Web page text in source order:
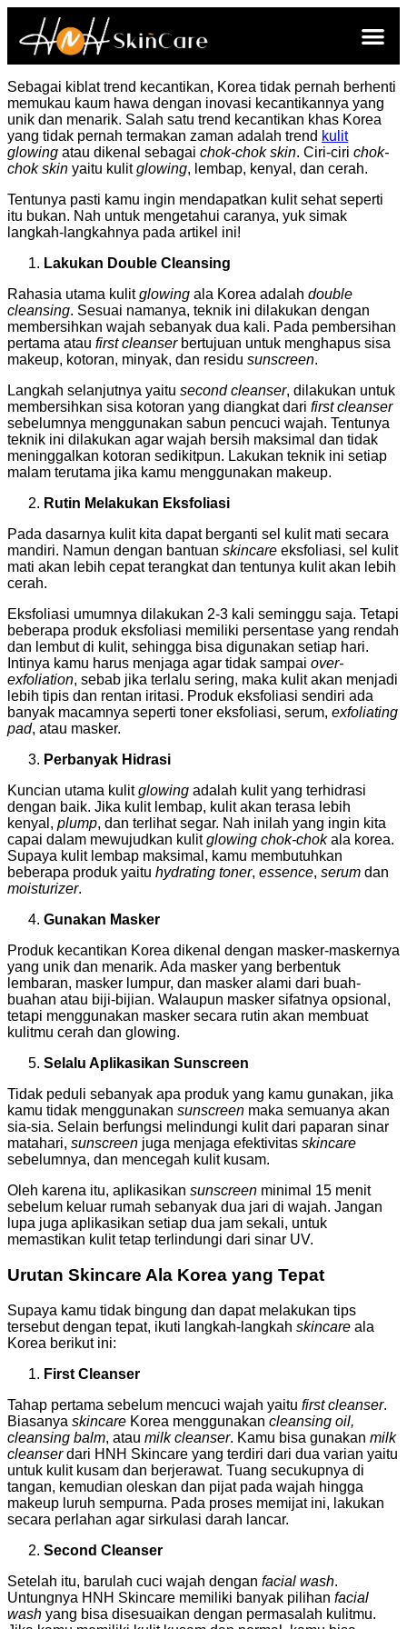
Sebagai kiblat trend kecantikan, Korea tidak pernah berhenti
memukau kaum hawa dengan inovasi kecantikannya yang
unik dan menarik. Salah satu trend kecantikan khas Korea
yang tidak pernah termakan zaman adalah trend kulit
glowing atau dikenal sebagai chok-chok skin. Ciri-ciri chok-
chok skin yaitu kulitglowing, lembap, kenyal, dan cerah.
Tentunya pasti kamu ingin mendapatkan kulit sehat seperti
itu bukan. Nah untuk mengetahui caranya, yuk simak
langkah-langkahnya pada artikel ini!
Lakukan Double Cleansing
Rahasia utama kulitglowing ala Korea adalah double
cleansing. Sesuai namanya, teknik ini dilakukan dengan
membersihkan wajah sebanyak dua kali. Pada pembersihan
pertama atau first cleanserbertujuan untuk menghapus sisa
makeup, kotoran, minyak, dan residu sunscreen.
Langkah selanjutnya yaitu second cleanser, dilakukan untuk
membersihkan sisa kotoran yang diangkat dari first cleanser
sebelumnya menggunakan sabun pencuci wajah. Tentunya
teknik ini dilakukan agar wajah bersih maksimal dan tidak
meninggalkan kotoran sedikitpun. Lakukan teknik ini setiap
malam terutama jika kamu menggunakan makeup.
Rutin Melakukan Eksfoliasi
Pada dasarnya kulit kita dapat berganti sel kulit mati secara
mandiri. Namun dengan bantuan skincare eksfoliasi, sel kulit
mati akan lebih cepat terangkat dan tentunya kulit akan lebih
cerah.
Eksfoliasi umumnya dilakukan 2-3 kali seminggu saja. Tetapi
beberapa produk eksfoliasi memiliki persentase yang rendah
dan lembut di kulit, sehingga bisa digunakan setiap hari.
Intinya kamu harus menjaga agar tidak sampai over-
exfoliation, sebab jika terlalu sering, maka kulit akan menjadi
lebih tipis dan rentan iritasi. Produk eksfoliasi sendiri ada
banyak macamnya seperti toner eksfoliasi, serum, exfoliating
pad, atau masker.
Perbanyak Hidrasi
Kuncian utama kulitglowing adalah kulit yang terhidrasi
dengan baik. Jika kulit lembap, kulit akan terasa lebih
kenyal, plump, dan terlihat segar. Nah inilah yang ingin kita
capai dalam mewujudkan kulitglowing chok-chokala korea.
Supaya kulit lembap maksimal, kamu membutuhkan
beberapa produk yaitu hydrating toner, essence, serum dan
moisturizer.
Gunakan Masker
Produk kecantikan Korea dikenal dengan masker-maskernya
yang unik dan menarik. Ada masker yang berbentuk
lembaran, masker lumpur, dan masker alami dari buah-
buahan atau biji-bijian. Walaupun masker sifatnya opsional,
tetapi menggunakan masker secara rutin akan membuat
kulitmu cerah dan glowing.
Selalu Aplikasikan Sunscreen
Tidak peduli sebanyak apa produk yang kamu gunakan, jika
kamu tidak menggunakan sunscreen maka semuanya akan
sia-sia. Selain berfungsi melindungi kulit dari paparan sinar
matahari, sunscreen juga menjaga efektivitas skincare
sebelumnya, dan mencegah kulit kusam.
Oleh karena itu, aplikasikan sunscreen minimal 15 menit
sebelum keluar rumah sebanyak dua jari di wajah. Jangan
lupa juga aplikasikan setiap dua jam sekali, untuk
memastikan kulit tetap terlindungi dari sinar UV.
Urutan Skincare Ala Korea yang Tepat
Supaya kamu tidak bingung dan dapat melakukan tips
tersebut dengan tepat, ikuti langkah-langkah skincare ala
Korea berikut ini:
First Cleanser
Tahap pertama sebelum mencuci wajah yaitu first cleanser.
Biasanya skincare Korea menggunakan cleansing oil,
cleansing balm, atau milk cleanser. Kamu bisa gunakan milk
cleanserdari HNH Skincare yang terdiri dari dua varian yaitu
untuk kulit kusam dan berjerawat. Tuang secukupnya di
tangan, kemudian oleskan dan pijat pada wajah hingga
makeup luruh sempurna. Pada proses memijat ini, lakukan
secara perlahan agar sirkulasi darah lancar.
Second Cleanser
Setelah itu, barulah cuci wajah dengan facial wash.
Untungnya HNH Skincare memiliki banyak pilihan facial
wash yang bisa disesuaikan dengan permasalah kulitmu.